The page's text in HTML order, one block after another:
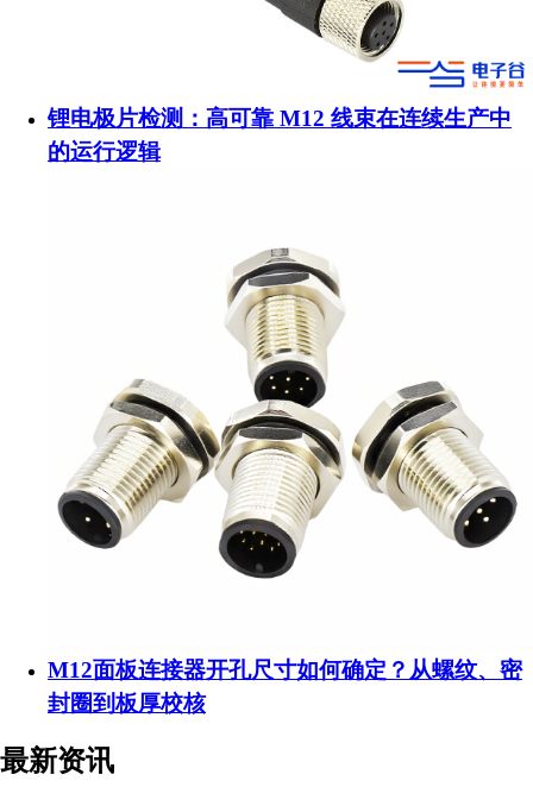
锂电极片检测：高可靠 M12 线束在连续生产中
的运行逻辑
M12面板连接器开孔尺寸如何确定？从螺纹、密
封圈到板厚校核
最新资讯